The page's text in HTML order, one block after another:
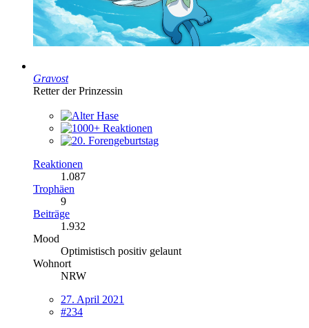
Gravost
Retter der Prinzessin
Reaktionen
1.087
Trophäen
9
Beiträge
1.932
Mood
Optimistisch positiv gelaunt
Wohnort
NRW
27. April 2021
#234